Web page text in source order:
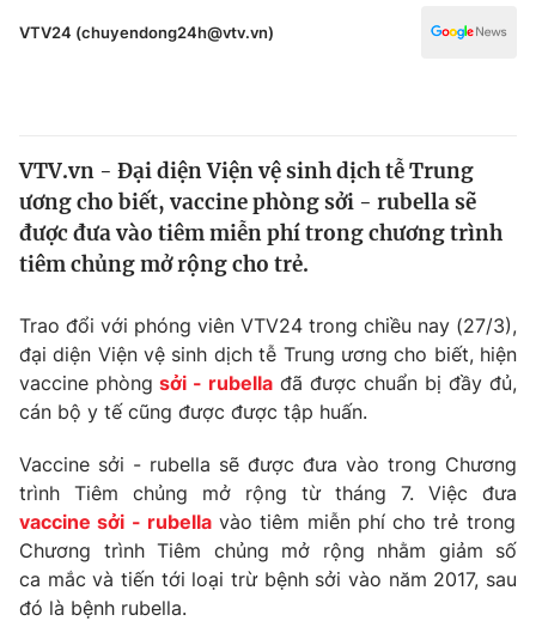
Thế giới
Tin tức
Thế giới đó đây
Câu chuyện quốc tế
Tài chính
Thị trường
Góc doanh nghiệp
Dữ liệu và đời sống
Truyền hình
Phim VTV
Hậu trường
Nhân vật
Khán giả
Giải trí
Điện ảnh
Âm nhạc
Đời sống
Du lịch
Đời sống
VTV24 (chuyendong24h@vtv.vn)
VTV.vn - Đại diện Viện vệ sinh dịch tễ Trung
ương cho biết, vaccine phòng sởi - rubella sẽ
được đưa vào tiêm miễn phí trong chương trình
tiêm chủng mở rộng cho trẻ.
Trao đổi với phóng viên VTV24 trong chiều nay (27/3),
đại diện Viện vệ sinh dịch tễ Trung ương cho biết, hiện
vaccine phòng sởi - rubella đã được chuẩn bị đầy đủ,
cán bộ y tế cũng được được tập huấn.
Vaccine sởi - rubella sẽ được đưa vào trong Chương
trình Tiêm chủng mở rộng từ tháng 7. Việc đưa
vaccine sởi - rubellavào tiêm miễn phí cho trẻ trong
Chương trình Tiêm chủng mở rộng nhằm giảm số
ca mắc và tiến tới loại trừ bệnh sởi vào năm 2017, sau
đó là bệnh rubella.